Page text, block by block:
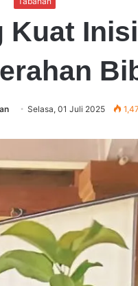
Selasa, 01 Juli 2025